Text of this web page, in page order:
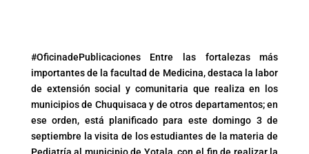
#OficinadePublicaciones Entre las fortalezas más
importantes de la facultad de Medicina, destaca la labor
de extensión social y comunitaria que realiza en los
municipios de Chuquisaca y de otros departamentos; en
ese orden, está planificado para este domingo 3 de
septiembre la visita de los estudiantes de la materia de